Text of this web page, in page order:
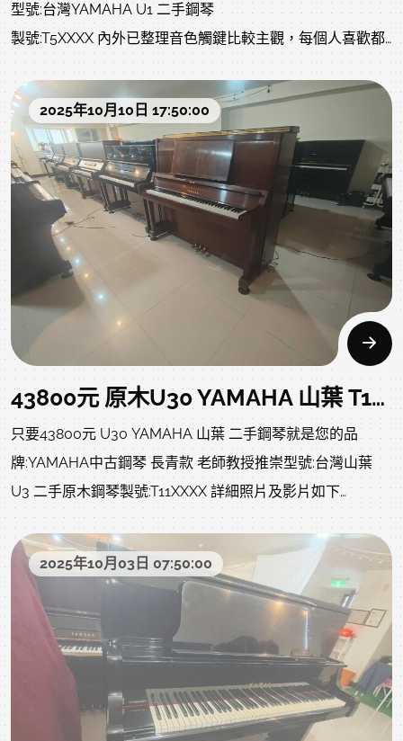
8.只要 39900元 台灣山葉 YAMAHA UT-11 二手鋼琴 YT24萬
號
商品資訊、照片及影音:
https://www.rita-
music.com/modules/news/article.php?storyid=1443
9.只要33900元 不占空間 KAWAI CS-10T 200萬台紀念機種
https://www.rita-
music.com/modules/news/article.php?storyid=1494
music.com/modules/news/article.php?storyid=834中壢
中古鋼琴黃先生 嚴選商品 值得您的信賴但此為二手低價優惠
中古鋼琴、現況交琴，要求完美、要美又要好音色的、強迫
症、八角魔人、等..請跳過..或直購新琴喔!
型號:台灣YAMAHA U1 二手鋼琴
製號:T5XXXX 內外已整理音色觸鍵比較主觀，每個人喜歡都
不一樣，老師喜歡的不一定是您喜歡的，歡迎洽詢!
要買就要買有清潔整理過的，不要在網路上買一般顧客沒有
整理過的，載回家您會暈倒，內部蟑螂蛋、灰塵一堆..
而且不是調音後就可以使用，需要全面整音、整調、等..請相
信專業，況且我們的售價也不會比沒整理的貴太多..找我們就
對了..以下文章歡迎參閱:新琴與中古琴的差異文章參
閱:https://www.rita-
music.com/modules/news/article.php?storyid=4日本鋼
琴與台灣鋼琴的差
別:https://thousand0410.pixnet.net/blog/post/302806156
日本鋼琴就一定好嗎?:https://www.rita-
music.com/modules/news/article.php?storyid=543在社
團跟一般網友買二手鋼琴好嗎?:https://www.rita-
music.com/modules/news/article.php?storyid=834中壢
中古鋼琴黃先生 嚴選商品 值得您的信賴但此為二手低價優惠
中古鋼琴、現況交琴，要求完美、要美又要好音色的、強迫
症、八角魔人、等..請跳過..或直購新琴喔!
2025年10月10日 17:50:00
43800元 原木U30 YAMAHA 山葉 T11萬號 走過歷史歲月的 二手鋼琴 就是您的
只要43800元 U30 YAMAHA 山葉 二手鋼琴就是您的品
牌:YAMAHA中古鋼琴 長青款 老師教授推崇型號:台灣山葉
U3 二手原木鋼琴製號:T11XXXX 詳細照片及影片如下
附贈:調音一次、中古升降琴椅、除濕棒、耐重珠碗、拭琴
布、琴油、等..不含運(北部一樓或電梯大約2000，樓梯、吊
車、拆鍵盤、偏鄉、離島、裝箱、等..另計)售價:43800 不二
價 已經很便宜 同品質二手鋼琴商品不怕您比較 歡迎比價以
下照片及影片是購回的原始 二手鋼琴 狀況，當下就很不錯
YAMAHA U30 鋼琴 目前整理ing，以下照片影片是我們專業
認證回收後當下的原始狀況，上一手保存良好就像去買中古
車，車行都整理得很漂亮，但您不知道的是原始狀況?是否被
2025年10月03日 07:50:00